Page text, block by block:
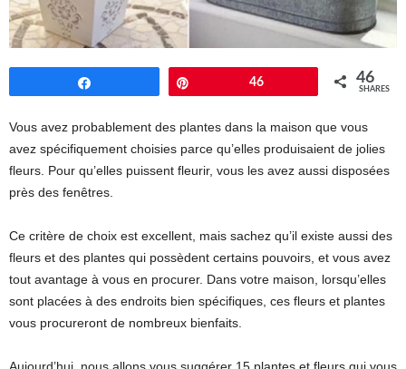
46 46
SHARES
Vous avez probablement des plantes dans la maison que vous
avez spécifiquement choisies parce qu’elles produisaient de jolies
fleurs. Pour qu’elles puissent fleurir, vous les avez aussi disposées
près des fenêtres.
Ce critère de choix est excellent, mais sachez qu’il existe aussi des
fleurs et des plantes qui possèdent certains pouvoirs, et vous avez
tout avantage à vous en procurer. Dans votre maison, lorsqu’elles
sont placées à des endroits bien spécifiques, ces fleurs et plantes
vous procureront de nombreux bienfaits.
Aujourd’hui, nous allons vous suggérer 15 plantes et fleurs qui vous